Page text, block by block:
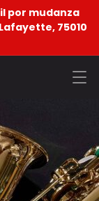
por mudanza
75010